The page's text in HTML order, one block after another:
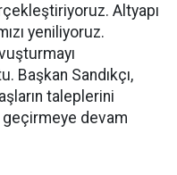
Altyapı
yeniliyoruz.
Başkan Sandıkçı,
taleplerini
geçirmeye devam